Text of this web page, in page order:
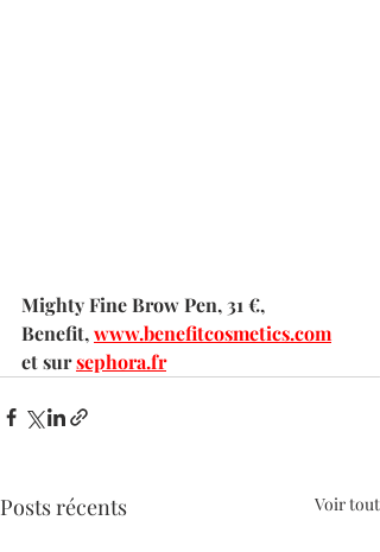
Mighty Fine Brow Pen, 31 €,
Benefit, www.benefitcosmetics.com
et sur sephora.fr
Posts récents Voir tout